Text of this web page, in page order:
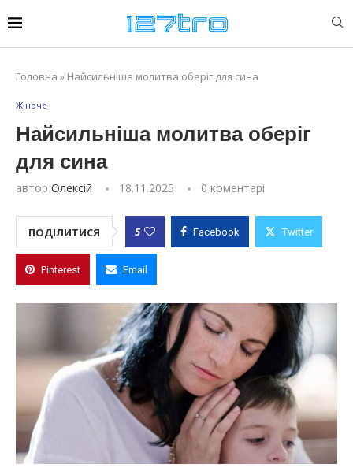
Головна » Найсильніша молитва оберіг для сина
Жіноче
Найсильніша молитва оберіг
для сина
автор Олексій 18.11.2025 0 коментарі
ПОДІЛИТИСЯ 5 Facebook Twitter
Pinterest Email